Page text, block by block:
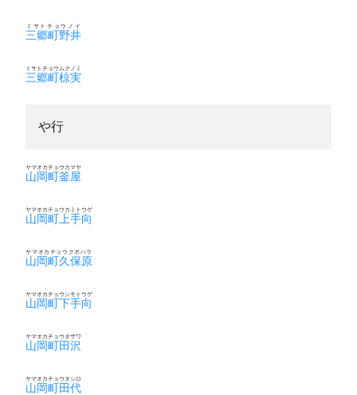
三郷町野井
ミサトチョウノイ
三郷町椋実
ミサトチョウムクノミ
や行
山岡町釜屋
ヤマオカチョウカマヤ
山岡町上手向
ヤマオカチョウカミトウゲ
山岡町久保原
ヤマオカチョウクボハラ
山岡町下手向
ヤマオカチョウシモトウゲ
山岡町田沢
ヤマオカチョウタザワ
山岡町田代
ヤマオカチョウタシロ